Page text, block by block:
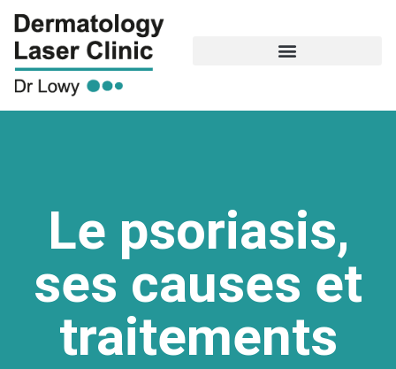
Le psoriasis,
ses causes et
traitements